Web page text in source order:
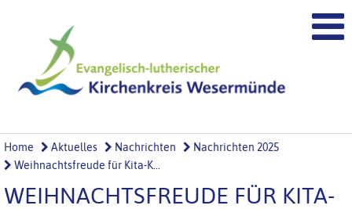
Home Aktuelles Nachrichten
Nachrichten 2025
Weihnachtsfreude für Kita-K...
WEIHNACHTSFREUDE FÜR KITA-